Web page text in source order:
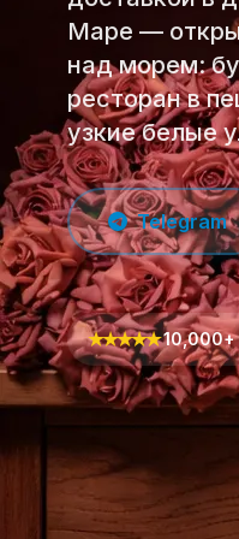
Маре —
над морем:
ресторан в
узкие белые
Telegram
★★★★★10,000+